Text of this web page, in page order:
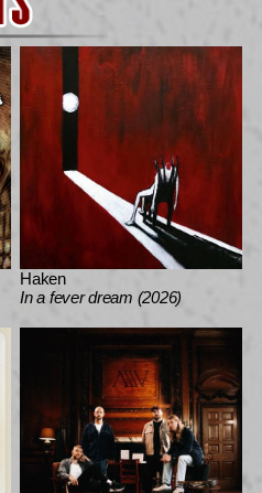
Haken
In a fever dream (2026)